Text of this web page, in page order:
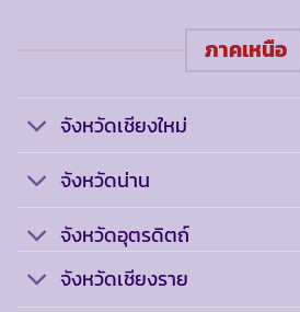
ภาคเหนือ
จังหวัดเชียงใหม่
จังหวัดน่าน
จังหวัดอุตรดิตถ์
จังหวัดเชียงราย